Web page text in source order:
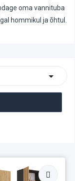
oma vannituba
hommikul ja õhtul.
